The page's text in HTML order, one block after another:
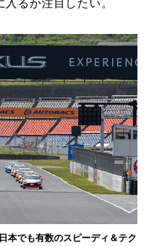
るか注目したい。
本でも有数のスピーディ＆テク